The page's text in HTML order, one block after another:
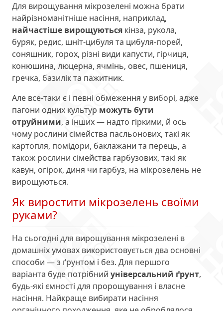
Для вирощування мікрозелені можна брати
найрізноманітніше насіння, наприклад,
найчастіше вирощуються кінза, рукола,
буряк, редис, шніт-цибуля та цибуля-порей,
соняшник, горох, різні види капусти, гірчиця,
конюшина, люцерна, ячмінь, овес, пшениця,
гречка, базилік та пажитник.
Але все-таки є і певні обмеження у виборі, адже
пагони одних культур можуть бути
отруйними, а інших — надто гіркими, й ось
чому рослини сімейства пасльонових, такі як
картопля, помідори, баклажани та перець, а
також рослини сімейства гарбузових, такі як
кавун, огірок, диня чи гарбуз, на мікрозелень не
вирощуються.
Як виростити мікрозелень своїми
руками?
На сьогодні для вирощування мікрозелені в
домашніх умовах використовується два основні
способи — з ґрунтом і без. Для першого
варіанта буде потрібний універсальний ґрунт,
будь-які ємності для пророщування і власне
насіння. Найкраще вибирати насіння